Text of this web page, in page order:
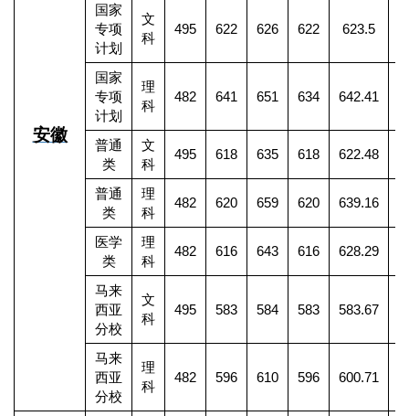
安徽
国家
专项
计划
文
科
495 622 626 622 623.5
国家
专项
计划
理
科
482 641 651 634 642.41
普通
类
文
科
495 618 635 618 622.48
普通
类
理
科
482 620 659 620 639.16
医学
类
理
科
482 616 643 616 628.29
马来
西亚
分校
文
科
495 583 584 583 583.67
马来
西亚
分校
理
科
482 596 610 596 600.71